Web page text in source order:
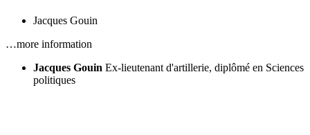
Jacques Gouin
…more information
Jacques Gouin Ex-lieutenant d'artillerie, diplômé en Sciences
politiques